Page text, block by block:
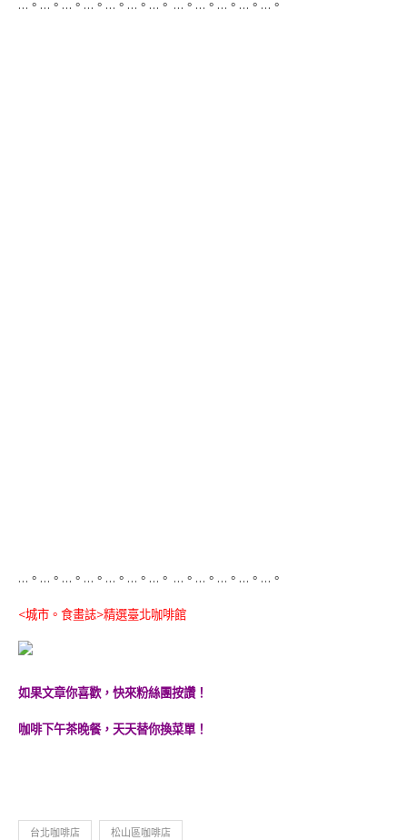
…。…。…。…。…。…。…。 …。…。…。…。…。
…。…。…。…。…。…。…。 …。…。…。…。…。
<城市。食畫誌>精選臺北咖啡館
如果文章你喜歡，快來粉絲團按讚！
咖啡下午茶晚餐，天天替你換菜單！
台北咖啡店 松山區咖啡店